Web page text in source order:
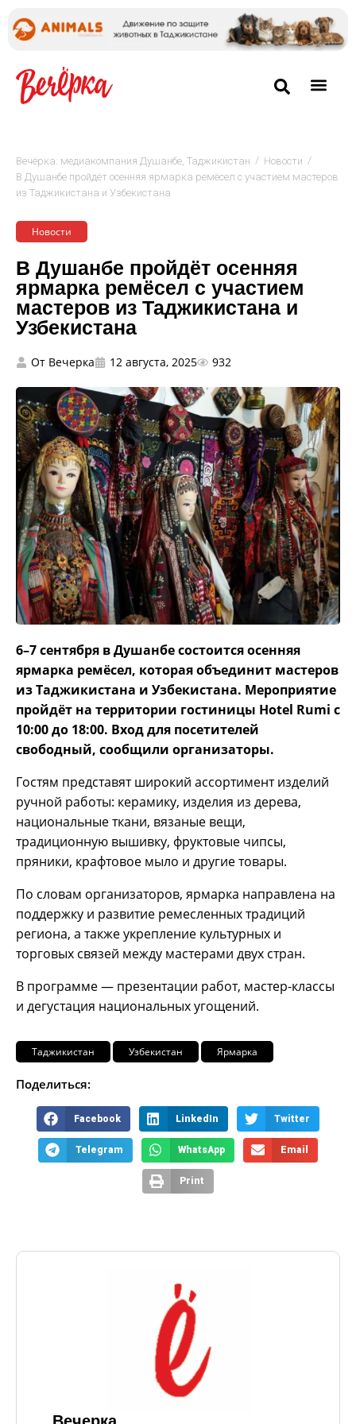
Вечёрка: медиакомпания Душанбе, Таджикистан / Новости /
В Душанбе пройдёт осенняя ярмарка ремёсел с участием мастеров
из Таджикистана и Узбекистана
Новости
В Душанбе пройдёт осенняя
ярмарка ремёсел с участием
мастеров из Таджикистана и
Узбекистана
От Вечерка 12 августа, 2025 932
6–7 сентября в Душанбе состоится осенняя
ярмарка ремёсел, которая объединит мастеров
из Таджикистана и Узбекистана. Мероприятие
пройдёт на территории гостиницы Hotel Rumi с
10:00 до 18:00. Вход для посетителей
свободный, сообщили организаторы.
Гостям представят широкий ассортимент изделий
ручной работы: керамику, изделия из дерева,
национальные ткани, вязаные вещи,
традиционную вышивку, фруктовые чипсы,
пряники, крафтовое мыло и другие товары.
По словам организаторов, ярмарка направлена на
поддержку и развитие ремесленных традиций
региона, а также укрепление культурных и
торговых связей между мастерами двух стран.
В программе — презентации работ, мастер-классы
и дегустация национальных угощений.
Таджикистан Узбекистан Ярмарка
Поделиться:
Facebook LinkedIn Twitter
Telegram WhatsApp Email
Print